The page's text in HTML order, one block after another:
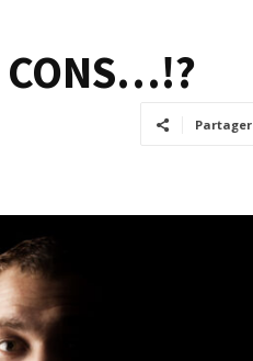
CONS…!?
Partager